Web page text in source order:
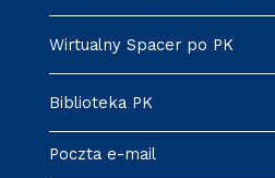
Wirtualny Spacer po PK
Biblioteka PK
Poczta e-mail